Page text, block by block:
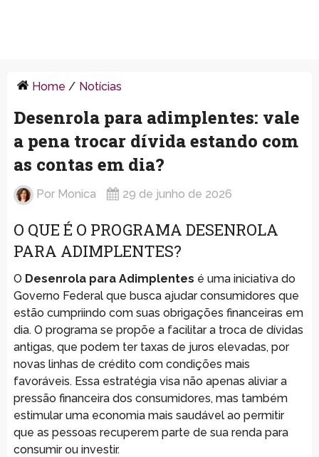
Home / Notícias
Desenrola para adimplentes: vale
a pena trocar dívida estando com
as contas em dia?
Por Monica 29 de junho de 2026
O QUE É O PROGRAMA DESENROLA
PARA ADIMPLENTES?
O Desenrola para Adimplentes é uma iniciativa do
Governo Federal que busca ajudar consumidores que
estão cumpriindo com suas obrigações financeiras em
dia. O programa se propõe a facilitar a troca de dívidas
antigas, que podem ter taxas de juros elevadas, por
novas linhas de crédito com condições mais
favoráveis. Essa estratégia visa não apenas aliviar a
pressão financeira dos consumidores, mas também
estimular uma economia mais saudável ao permitir
que as pessoas recuperem parte de sua renda para
consumir ou investir.